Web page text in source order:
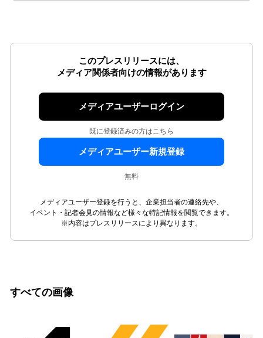
このプレスリリースには、
メディア関係者向けの情報があります
メディアユーザーログイン
既に登録済みの方はこちら
メディアユーザー新規登録
無料
メディアユーザー登録を行うと、企業担当者の連絡先や、
イベント・記者会見の情報など様々な特記情報を閲覧できます。
※内容はプレスリリースにより異なります。
すべての画像